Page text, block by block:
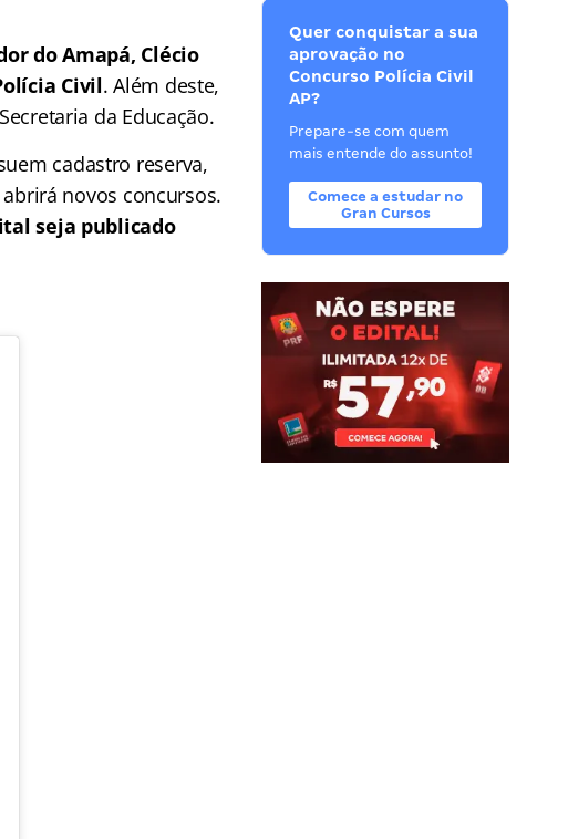
do Amapá, Clécio
Civil. Além deste,
da Educação.
cadastro reserva,
novos concursos.
seja publicado
Quer conquistar a sua
aprovação no
Concurso Polícia Civil
AP?
Prepare-se com quem
mais entende do assunto!
Comece a estudar no
Gran Cursos